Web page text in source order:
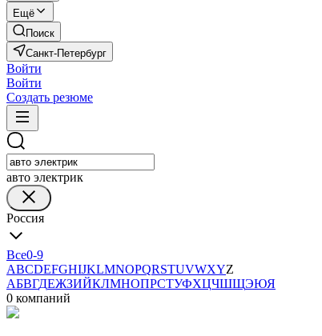
Ещё
Поиск
Санкт-Петербург
Войти
Войти
Создать резюме
авто электрик
Россия
Все0-9
ABCDEFGHIJKLMNOPQRSTUVWXYZ
АБВГДЕЖЗИЙКЛМНОПРСТУФХЦЧШЩЭЮЯ
0 компаний